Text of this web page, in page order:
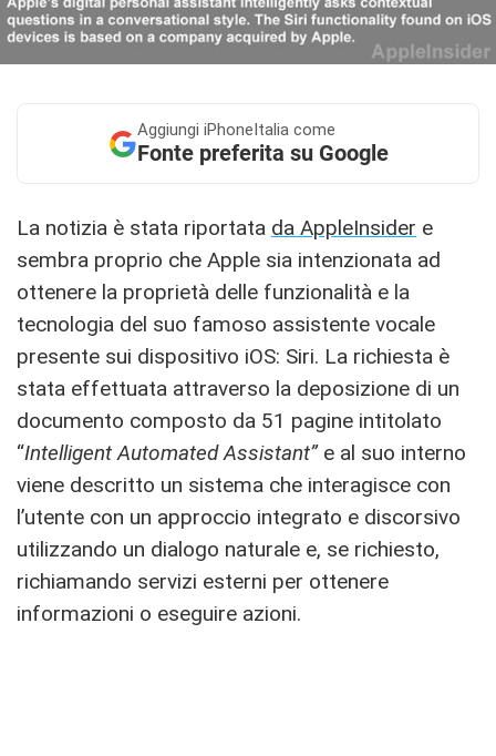
Aggiungi iPhoneItalia come
Fonte preferita su Google
La notizia è stata riportata da AppleInsider e
sembra proprio che Apple sia intenzionata ad
ottenere la proprietà delle funzionalità e la
tecnologia del suo famoso assistente vocale
presente sui dispositivo iOS: Siri. La richiesta è
stata effettuata attraverso la deposizione di un
documento composto da 51 pagine intitolato
“Intelligent Automated Assistant” e al suo interno
viene descritto un sistema che interagisce con
l’utente con un approccio integrato e discorsivo
utilizzando un dialogo naturale e, se richiesto,
richiamando servizi esterni per ottenere
informazioni o eseguire azioni.